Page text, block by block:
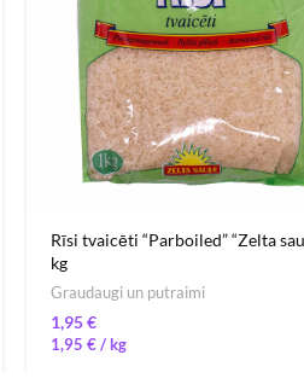
Rīsi tvaicēti “Parboiled” “Zelta
kg
Graudaugi un putraimi
€
1,95 € /